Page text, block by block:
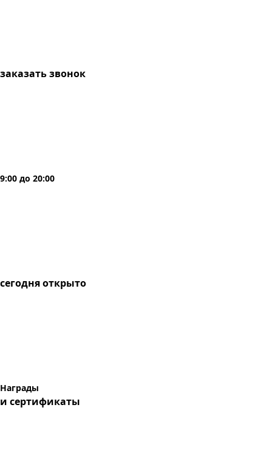
заказать звонок
9:00 до 20:00
сегодняоткрыто
Награды
и сертификаты